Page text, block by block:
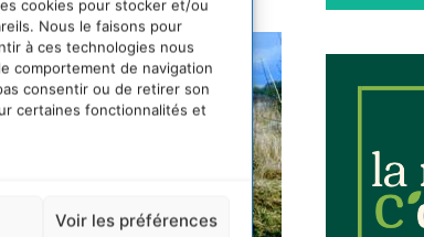
cookies pour stocker et/ou
Nous le faisons pour
à ces technologies nous
comportement de navigation
consentir ou de retirer son
certaines fonctionnalités et
Voir les préférences